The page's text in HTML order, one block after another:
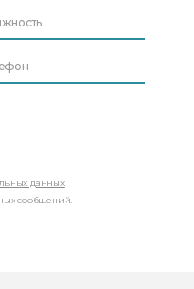
данных
сообщений.